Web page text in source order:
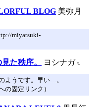
BLOG 美弥月
miyatsuki-
た秩序。 ヨシナガ
ようです。早い…。
の固定リンク）